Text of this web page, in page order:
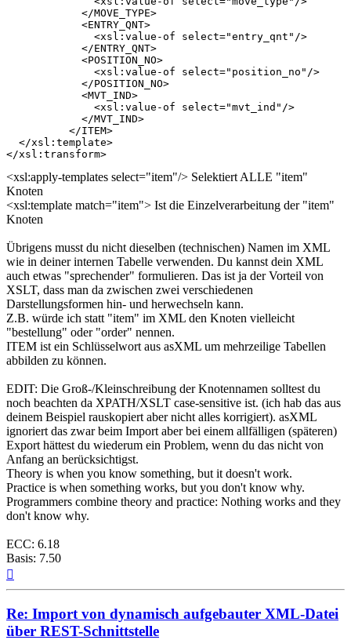
            </MOVE_TYPE>
            <ENTRY_QNT>
              <xsl:value-of select="entry_qnt"/>
            </ENTRY_QNT>
            <POSITION_NO>
              <xsl:value-of select="position_no"/>
            </POSITION_NO>
            <MVT_IND>
              <xsl:value-of select="mvt_ind"/>
            </MVT_IND>
          </ITEM>
  </xsl:template>
</xsl:transform>
<xsl:apply-templates select="item"/> Selektiert ALLE "item"
Knoten
<xsl:template match="item"> Ist die Einzelverarbeitung der "item"
Knoten
Übrigens musst du nicht dieselben (technischen) Namen im XML
wie in deiner internen Tabelle verwenden. Du kannst dein XML
auch etwas "sprechender" formulieren. Das ist ja der Vorteil von
XSLT, dass man da zwischen zwei verschiedenen
Darstellungsformen hin- und herwechseln kann.
Z.B. würde ich statt "item" im XML den Knoten vielleicht
"bestellung" oder "order" nennen.
ITEM ist ein Schlüsselwort aus asXML um mehrzeilige Tabellen
abbilden zu können.
EDIT: Die Groß-/Kleinschreibung der Knotennamen solltest du
noch beachten da XPATH/XSLT case-sensitive ist. (ich hab das aus
deinem Beispiel rauskopiert aber nicht alles korrigiert). asXML
ignoriert das zwar beim Import aber bei einem allfälligen (späteren)
Export hättest du wiederum ein Problem, wenn du das nicht von
Anfang an berücksichtigst.
Theory is when you know something, but it doesn't work.
Practice is when something works, but you don't know why.
Programmers combine theory and practice: Nothing works and they
don't know why.
ECC: 6.18
Basis: 7.50
Re: Import von dynamisch aufgebauter XML-Datei
über REST-Schnittstelle